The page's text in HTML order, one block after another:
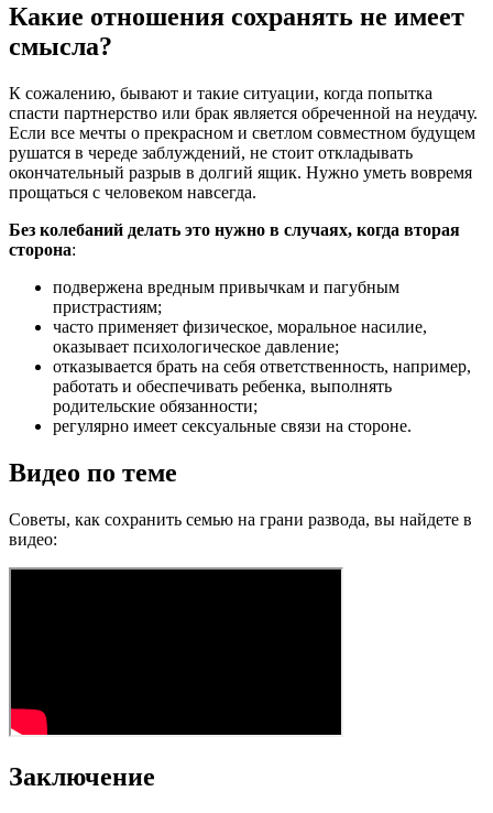
Какие отношения сохранять не имеет
смысла?
К сожалению, бывают и такие ситуации, когда попытка
спасти партнерство или брак является обреченной на неудачу.
Если все мечты о прекрасном и светлом совместном будущем
рушатся в череде заблуждений, не стоит откладывать
окончательный разрыв в долгий ящик. Нужно уметь вовремя
прощаться с человеком навсегда.
Без колебаний делать это нужно в случаях, когда вторая
сторона:
подвержена вредным привычкам и пагубным
пристрастиям;
часто применяет физическое, моральное насилие,
оказывает психологическое давление;
отказывается брать на себя ответственность, например,
работать и обеспечивать ребенка, выполнять
родительские обязанности;
регулярно имеет сексуальные связи на стороне.
Видео по теме
Советы, как сохранить семью на грани развода, вы найдете в
видео:
Заключение